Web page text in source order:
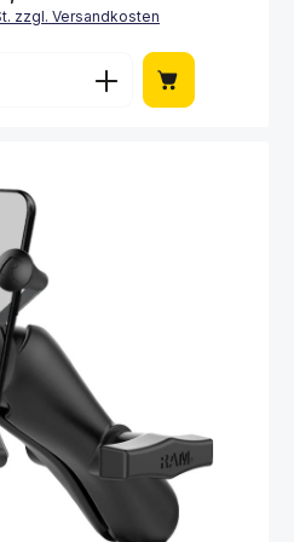
zzgl. Versandkosten
Gib den gewünschten